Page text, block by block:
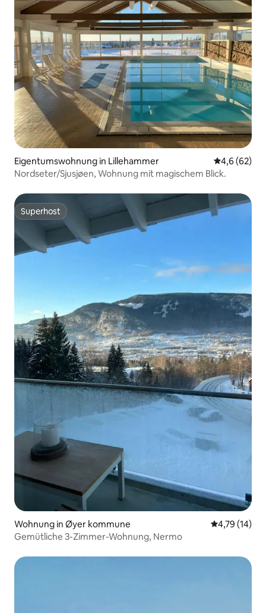
Eigentumswohnung in Lillehammer
4,6 (62)
Nordseter/Sjusjøen, Wohnung mit magischem Blick.
Superhost
Superhost
Wohnung in Øyer kommune
4,79 (14)
Gemütliche 3-Zimmer-Wohnung, Nermo